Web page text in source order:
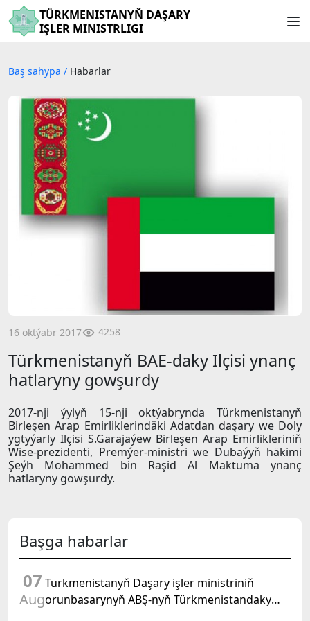
TÜRKMENISTANYŇ DAŞARY
IŞLER MINISTRLIGI
Baş sahypa / Habarlar
16 oktýabr 2017 4258
Türkmenistanyň BAE-daky Ilçisi ynanç
hatlaryny gowşurdy
2017-nji ýylyň 15-nji oktýabrynda Türkmenistanyň
Birleşen Arap Emirliklerindäki Adatdan daşary we Doly
ygtyýarly Ilçisi S.Garajaýew Birleşen Arap Emirlikleriniň
Wise-prezidenti, Premýer-ministri we Dubaýyň häkimi
Şeýh Mohammed bin Raşid Al Maktuma ynanç
hatlaryny gowşurdy.
Başga habarlar
07
Aug
Türkmenistanyň Daşary işler ministriniň
orunbasarynyň ABŞ-nyň Türkmenistandaky